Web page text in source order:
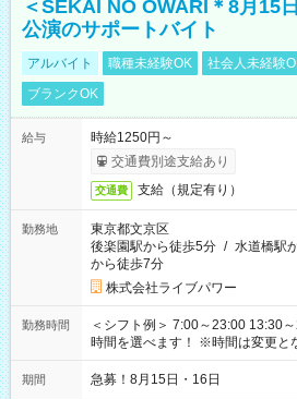
＜SEKAI NO OWARI＊8月15
公演のサポートバイト
アルバイト 職種未経験OK 社会人未経験
ブランクOK
給与
時給1250円～
交通費別途支給あり
交通費 支給（規定有り）
勤務地
東京都文京区
後楽園駅から徒歩5分 / 水道橋駅
から徒歩7分
株式会社ライブパワー
勤務時間
＜シフト例＞ 7:00～23:00 13:30～22:00 上記の時間
時間を選べます！ ※時間は変更と
期間 急募！8月15日・16日